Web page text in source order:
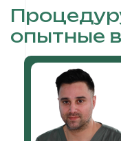
опытные